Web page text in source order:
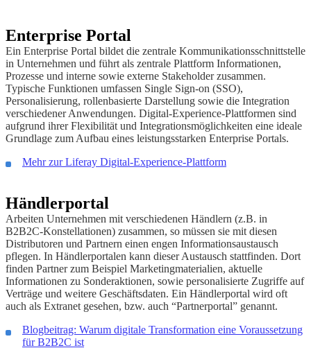
Enterprise Portal
Ein Enterprise Portal bildet die zentrale Kommunikationsschnittstelle
in Unternehmen und führt als zentrale Plattform Informationen,
Prozesse und interne sowie externe Stakeholder zusammen.
Typische Funktionen umfassen Single Sign-on (SSO),
Personalisierung, rollenbasierte Darstellung sowie die Integration
verschiedener Anwendungen. Digital-Experience-Plattformen sind
aufgrund ihrer Flexibilität und Integrationsmöglichkeiten eine ideale
Grundlage zum Aufbau eines leistungsstarken Enterprise Portals.
Mehr zur Liferay Digital-Experience-Plattform
Händlerportal
Arbeiten Unternehmen mit verschiedenen Händlern (z.B. in
B2B2C-Konstellationen) zusammen, so müssen sie mit diesen
Distributoren und Partnern einen engen Informationsaustausch
pflegen. In Händlerportalen kann dieser Austausch stattfinden. Dort
finden Partner zum Beispiel Marketingmaterialien, aktuelle
Informationen zu Sonderaktionen, sowie personalisierte Zugriffe auf
Verträge und weitere Geschäftsdaten. Ein Händlerportal wird oft
auch als Extranet gesehen, bzw. auch “Partnerportal” genannt.
Blogbeitrag: Warum digitale Transformation eine Voraussetzung
für B2B2C ist